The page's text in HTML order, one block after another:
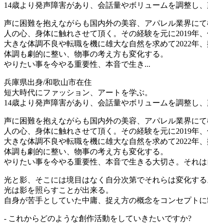
14歳より発声障害があり、会話量やボリュームを調整し
声に困難を抱えながらも国内外の美容、アパレル業界に
人の心、身体に触れさせて頂く。その経験を元に2019年
大きな体調不良や転職を機に雄大な自然を求めて2022年
体調も劇的に整い、物事の考え方も変化する。
やりたい事を今やる重要性、本音で生き...
兵庫県出身/和歌山市在住
短大時代にファッション、アートを学ぶ。
14歳より発声障害があり、会話量やボリュームを調整し
声に困難を抱えながらも国内外の美容、アパレル業界に
人の心、身体に触れさせて頂く。その経験を元に2019年
大きな体調不良や転職を機に雄大な自然を求めて2022年
体調も劇的に整い、物事の考え方も変化する。
やりたい事を今やる重要性、本音で生きる大切さ。それ
光と影、そこには境目はなく自分次第でそれらは変化する
光は影を照らすことが出来る。
自身が苦手としていた中庸、捉え方の概念をコンセプト
- これからどのような創作活動をしていきたいですか?